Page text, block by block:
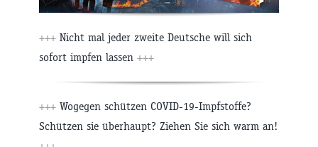
+++ Nicht mal jeder zweite Deutsche will sich
sofort impfen lassen +++
+++ Wogegen schützen COVID-19-Impfstoffe?
Schützen sie überhaupt? Ziehen Sie sich warm an!